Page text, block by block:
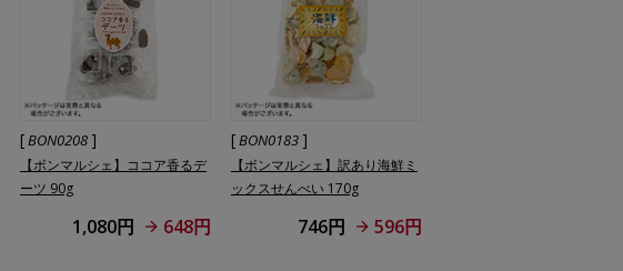
[BON0208 ]
【ボンマルシェ】ココア香るデ
ーツ 90g
1,080円 648円
[BON0183 ]
【ボンマルシェ】訳あり海鮮ミ
ックスせんべい 170g
746円 596円